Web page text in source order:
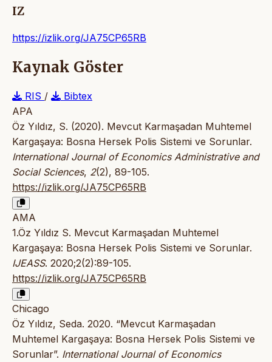
IZ
https://izlik.org/JA75CP65RB
Kaynak Göster
RIS /
Bibtex
APA
Öz Yıldız, S. (2020). Mevcut Karmaşadan Muhtemel
Kargaşaya: Bosna Hersek Polis Sistemi ve Sorunlar.
International Journal of Economics Administrative and
Social Sciences, 2(2), 89-105.
https://izlik.org/JA75CP65RB
AMA
1.Öz Yıldız S. Mevcut Karmaşadan Muhtemel
Kargaşaya: Bosna Hersek Polis Sistemi ve Sorunlar.
IJEASS. 2020;2(2):89-105.
https://izlik.org/JA75CP65RB
Chicago
Öz Yıldız, Seda. 2020. “Mevcut Karmaşadan
Muhtemel Kargaşaya: Bosna Hersek Polis Sistemi ve
Sorunlar”. International Journal of Economics